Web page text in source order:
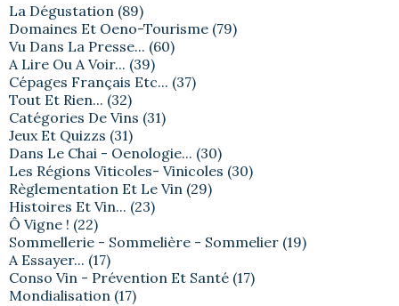
La Dégustation (89)
Domaines Et Oeno-Tourisme (79)
Vu Dans La Presse... (60)
A Lire Ou A Voir... (39)
Cépages Français Etc... (37)
Tout Et Rien... (32)
Catégories De Vins (31)
Jeux Et Quizzs (31)
Dans Le Chai - Oenologie... (30)
Les Régions Viticoles- Vinicoles (30)
Règlementation Et Le Vin (29)
Histoires Et Vin... (23)
Ô Vigne ! (22)
Sommellerie - Sommelière - Sommelier (19)
A Essayer... (17)
Conso Vin - Prévention Et Santé (17)
Mondialisation (17)